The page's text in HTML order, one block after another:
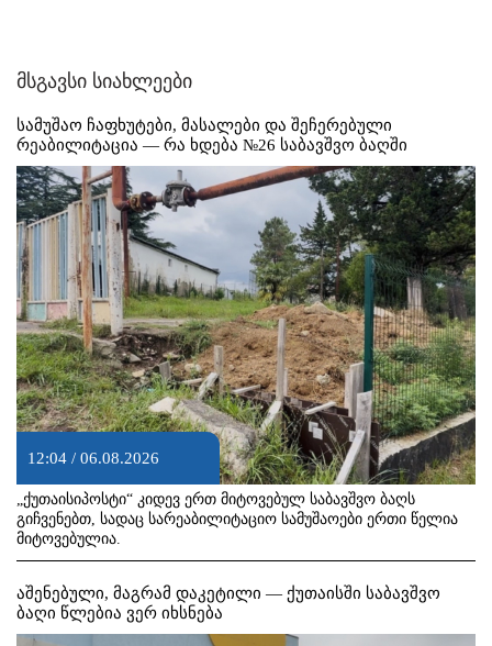
მსგავსი სიახლეები
სამუშაო ჩაფხუტები, მასალები და შეჩერებული
რეაბილიტაცია — რა ხდება №26 საბავშვო ბაღში
12:04 / 06.08.2026
„ქუთაისიპოსტი“ კიდევ ერთ მიტოვებულ საბავშვო ბაღს
გიჩვენებთ, სადაც სარეაბილიტაციო სამუშაოები ერთი წელია
მიტოვებულია.
აშენებული, მაგრამ დაკეტილი — ქუთაისში საბავშვო
ბაღი წლებია ვერ იხსნება